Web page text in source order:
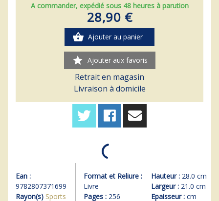
A commander, expédié sous 48 heures à parution
28,90 €
shopping_basket Ajouter au panier
star Ajouter aux favoris
Retrait en magasin
Livraison à domicile
Ean :
9782807371699
Rayon(s) Sports
Format et Reliure :
Livre
Pages :256
Hauteur : 28.0 cm
Largeur : 21.0 cm
Epaisseur : cm